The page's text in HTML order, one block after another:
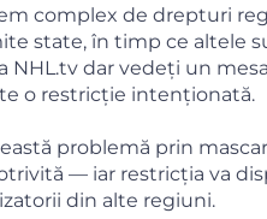
complex de drepturi
state, în timp ce altele
NHL.tv dar vedeți un
o restricție intenționată.
problemă prin
— iar restricția va
din alte regiuni.